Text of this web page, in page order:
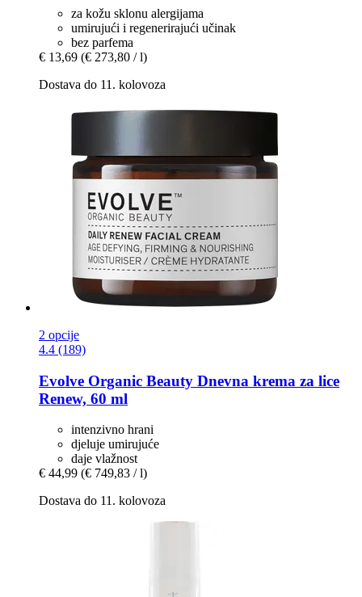
za kožu sklonu alergijama
umirujući i regenerirajući učinak
bez parfema
€ 13,69 (€ 273,80 / l)
Dostava do 11. kolovoza
2 opcije
4.4 (189)
Evolve Organic Beauty Dnevna krema za lice
Renew, 60 ml
intenzivno hrani
djeluje umirujuće
daje vlažnost
€ 44,99 (€ 749,83 / l)
Dostava do 11. kolovoza